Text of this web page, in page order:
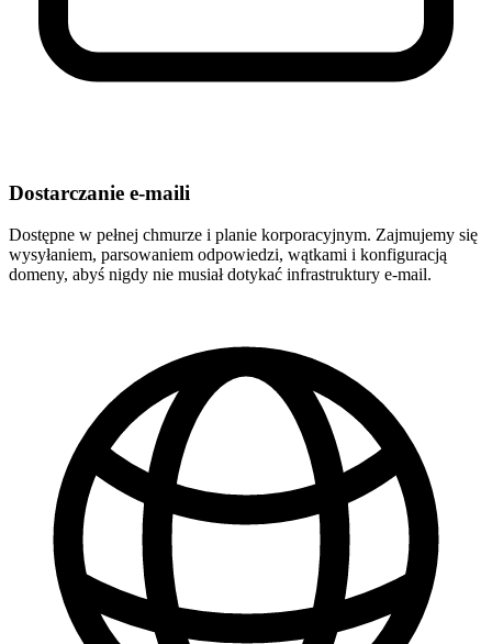
Dostarczanie e-maili
Dostępne w pełnej chmurze i planie korporacyjnym. Zajmujemy się
wysyłaniem, parsowaniem odpowiedzi, wątkami i konfiguracją
domeny, abyś nigdy nie musiał dotykać infrastruktury e-mail.